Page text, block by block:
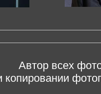
Автор всех
копировании